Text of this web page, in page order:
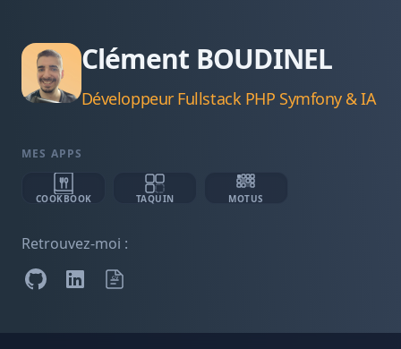
Clément BOUDINEL
Développeur Fullstack PHP Symfony & IA
MES APPS
COOKBOOK TAQUIN MOTUS
Retrouvez-moi :
GitHub LinkedIn Télécharger mon CV
CV